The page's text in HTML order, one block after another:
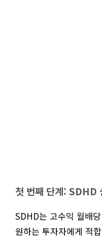
첫 번째 단계: SDHD
SDHD는 고수익 월배
원하는 투자자에게 적